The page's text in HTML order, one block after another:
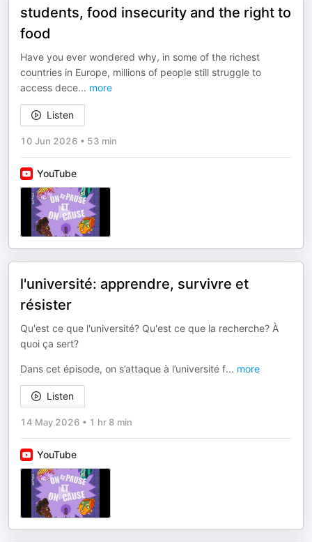
students, food insecurity and the right to
food
Have you ever wondered why, in some of the richest
countries in Europe, millions of people still struggle to
access dece... more
Listen
10 Jun 2026 • 53 min
YouTube
l'université: apprendre, survivre et
résister
Qu'est ce que l'université? Qu'est ce que la recherche? À
quoi ça sert?
Dans cet épisode, on s’attaque à l’université f... more
Listen
14 May 2026 • 1 hr 8 min
YouTube